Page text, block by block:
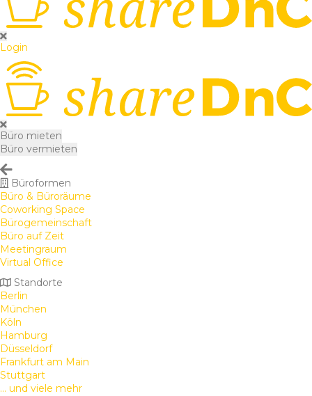
Login
Büro mieten
Büro vermieten
Büroformen
Büro & Büroräume
Coworking Space
Bürogemeinschaft
Büro auf Zeit
Meetingraum
Virtual Office
Standorte
Berlin
München
Köln
Hamburg
Düsseldorf
Frankfurt am Main
Stuttgart
... und viele mehr